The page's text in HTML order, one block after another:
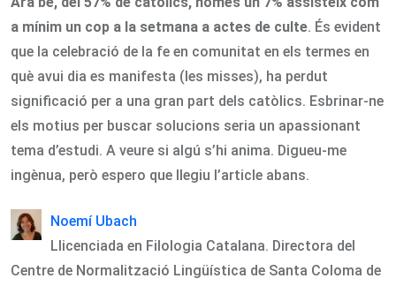
a mínim un cop a la setmana a actes de culte. És evident
que la celebració de la fe en comunitat en els termes en
què avui dia es manifesta (les misses), ha perdut
significació per a una gran part dels catòlics. Esbrinar-ne
els motius per buscar solucions seria un apassionant
tema d’estudi. A veure si algú s’hi anima. Digueu-me
ingènua, però espero que llegiu l’article abans.
Noemí Ubach
Llicenciada en Filologia Catalana. Directora del
Centre de Normalització Lingüística de Santa Coloma de